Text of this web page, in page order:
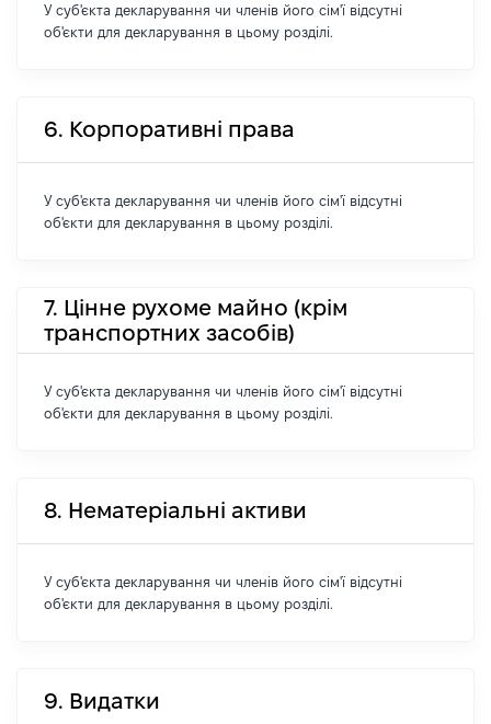
У суб'єкта декларування чи членів його сім'ї відсутні
об'єкти для декларування в цьому розділі.
6. Корпоративні права
У суб'єкта декларування чи членів його сім'ї відсутні
об'єкти для декларування в цьому розділі.
7. Цінне рухоме майно (крім
транспортних засобів)
У суб'єкта декларування чи членів його сім'ї відсутні
об'єкти для декларування в цьому розділі.
8. Нематеріальні активи
У суб'єкта декларування чи членів його сім'ї відсутні
об'єкти для декларування в цьому розділі.
9. Видатки